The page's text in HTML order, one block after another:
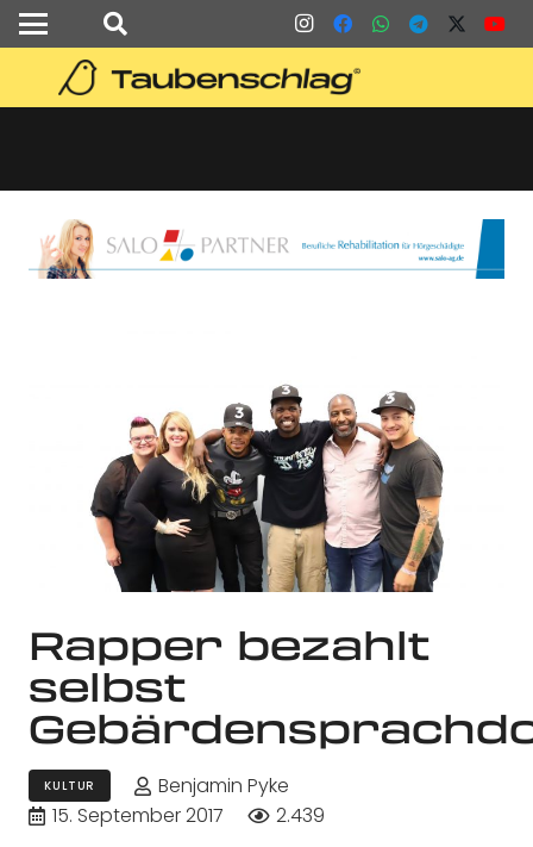
Rapper bezahlt
selbst
KULTUR
Benjamin Pyke
15. September 2017
2.439